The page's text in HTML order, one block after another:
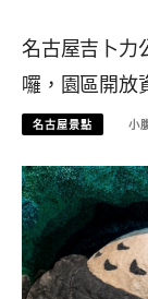
名古屋吉卜力
囉，園區開放
名古屋景點 小